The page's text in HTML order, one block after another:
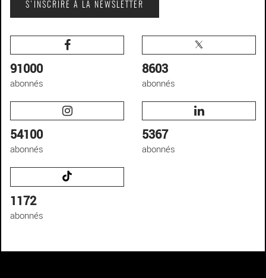
S'INSCRIRE À LA NEWSLETTER
91000
abonnés
8603
abonnés
54100
abonnés
5367
abonnés
1172
abonnés